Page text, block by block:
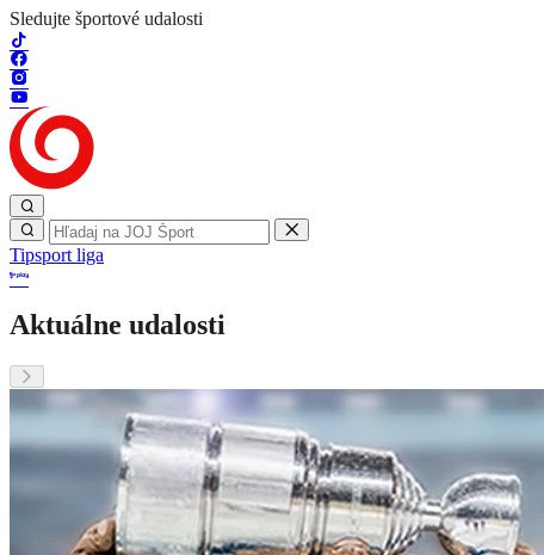
Sledujte športové udalosti
Tipsport liga
Aktuálne udalosti